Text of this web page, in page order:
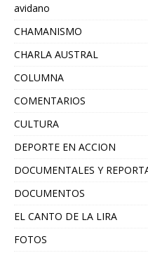
avidano
CHAMANISMO
CHARLA AUSTRAL
COLUMNA
COMENTARIOS
CULTURA
DEPORTE EN ACCION
DOCUMENTALES Y
DOCUMENTOS
EL CANTO DE LA LIRA
FOTOS